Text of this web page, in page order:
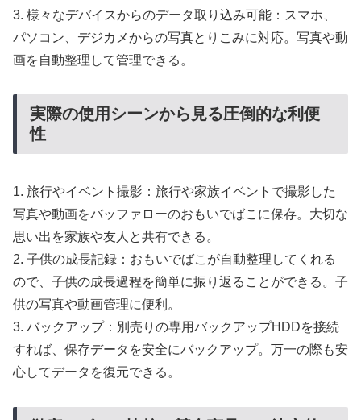
3. 様々なデバイスからのデータ取り込み可能：スマホ、
パソコン、デジカメからの写真とりこみに対応。写真や動
画を自動整理して管理できる。
実際の使用シーンから見る圧倒的な利便
性
1. 旅行やイベント撮影：旅行や家族イベントで撮影した
写真や動画をバッファローのおもいでばこに保存。大切な
思い出を家族や友人と共有できる。
2. 子供の成長記録：おもいでばこが自動整理してくれる
ので、子供の成長過程を簡単に振り返ることができる。子
供の写真や動画管理に便利。
3. バックアップ：別売りの専用バックアップHDDを接続
すれば、保存データを安全にバックアップ。万一の際も安
心してデータを復元できる。